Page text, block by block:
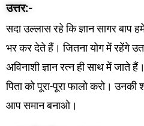
उत्तर:-
सदा उल्लास रहे कि ज्ञान सागर बाप
भर कर देते हैं। जितना योग में रहेंगे
अविनाशी ज्ञान रत्न ही साथ में जाते
पिता को पूरा-पूरा फालो करो।
आप समान बनाओ।